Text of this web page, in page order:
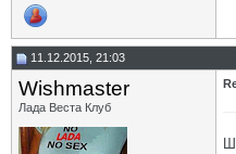
11.12.2015, 21:03
Wishmaster
Лада Веста Клуб